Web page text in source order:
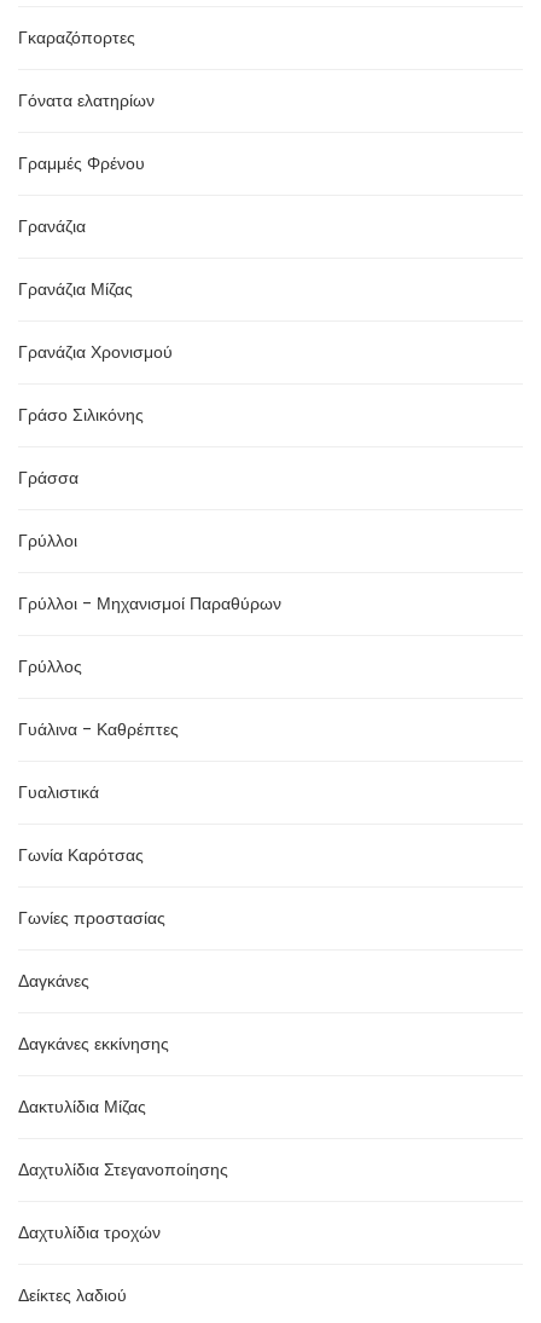
Γκαραζόπορτες
Γόνατα ελατηρίων
Γραμμές Φρένου
Γρανάζια
Γρανάζια Μίζας
Γρανάζια Χρονισμού
Γράσο Σιλικόνης
Γράσσα
Γρύλλοι
Γρύλλοι - Μηχανισμοί Παραθύρων
Γρύλλος
Γυάλινα - Καθρέπτες
Γυαλιστικά
Γωνία Καρότσας
Γωνίες προστασίας
Δαγκάνες
Δαγκάνες εκκίνησης
Δακτυλίδια Μίζας
Δαχτυλίδια Στεγανοποίησης
Δαχτυλίδια τροχών
Δείκτες λαδιού